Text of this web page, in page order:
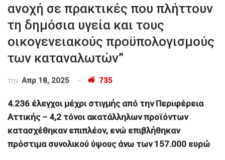
ανοχή σε πρακτικές που πλήττουν
τη δημόσια υγεία και τους
οικογενειακούς προϋπολογισμούς
των καταναλωτών”
την Απρ 18, 2025 735
4.236 έλεγχοι μέχρι στιγμής από την Περιφέρεια
Αττικής – 4,2 τόνοι ακατάλληλων προϊόντων
κατασχέθηκαν επιπλέον, ενώ επιβλήθηκαν
πρόστιμα συνολικού ύψους άνω των 157.000 ευρώ